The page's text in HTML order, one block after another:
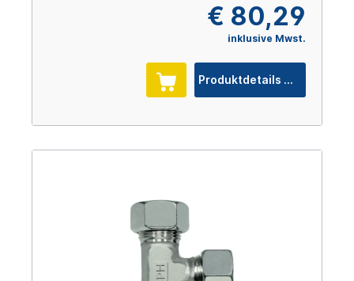
€ 80,29
inklusive Mwst.
Produktdetails